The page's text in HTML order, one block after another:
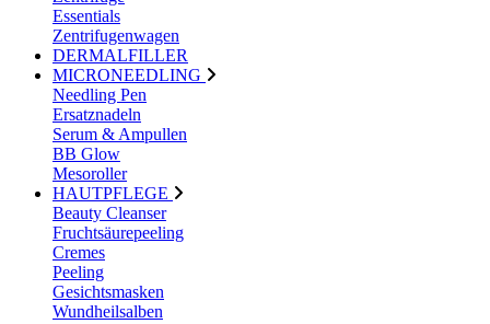
Essentials
Zentrifugenwagen
DERMALFILLER
MICRONEEDLING
Needling Pen
Ersatznadeln
Serum & Ampullen
BB Glow
Mesoroller
HAUTPFLEGE
Beauty Cleanser
Fruchtsäurepeeling
Cremes
Peeling
Gesichtsmasken
Wundheilsalben